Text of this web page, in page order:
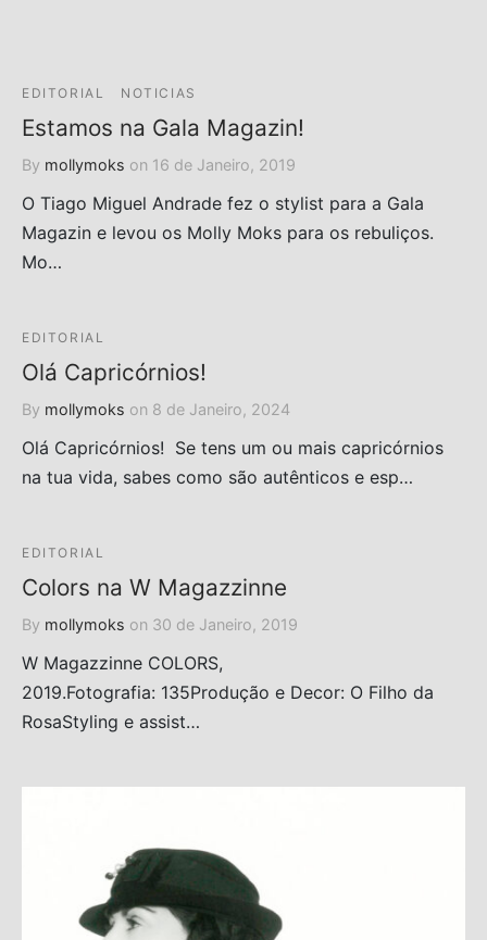
EDITORIAL NOTICIAS
Estamos na Gala Magazin!
By mollymoks on 16 de Janeiro, 2019
O Tiago Miguel Andrade fez o stylist para a Gala
Magazin e levou os Molly Moks para os rebuliços.
Mo…
EDITORIAL
Olá Capricórnios!
By mollymoks on 8 de Janeiro, 2024
Olá Capricórnios! Se tens um ou mais capricórnios
na tua vida, sabes como são autênticos e esp…
EDITORIAL
Colors na W Magazzinne
By mollymoks on 30 de Janeiro, 2019
W Magazzinne COLORS,
2019.Fotografia: 135Produção e Decor: O Filho da
RosaStyling e assist…